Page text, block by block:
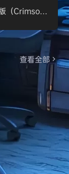
红色沙漠-虚拟机版（Crimson Desert HYPERVISOR）免安装中文版
查看全部